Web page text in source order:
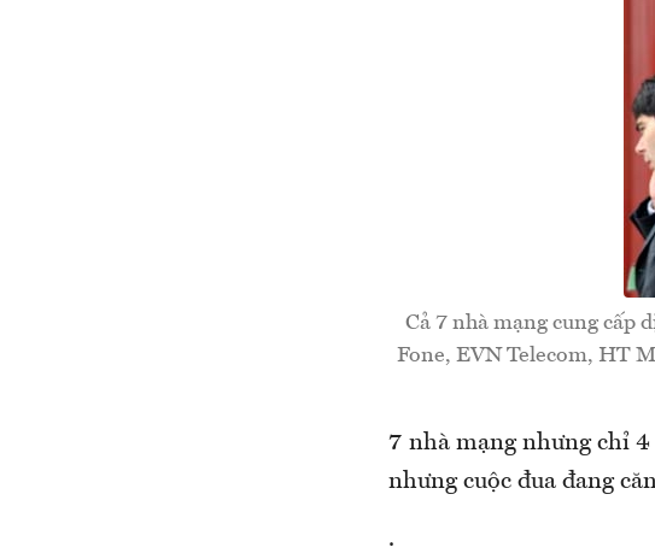
Cả 7 nhà mạng cung cấp
Fone, EVN Telecom, HT
7 nhà mạng nhưng chỉ 4
nhưng cuộc đua đang
.